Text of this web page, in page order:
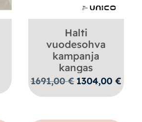
Halti
vuodesohva
kampanja
kangas
1691,00€ Alkuperäinen
1304,00 €
hinta